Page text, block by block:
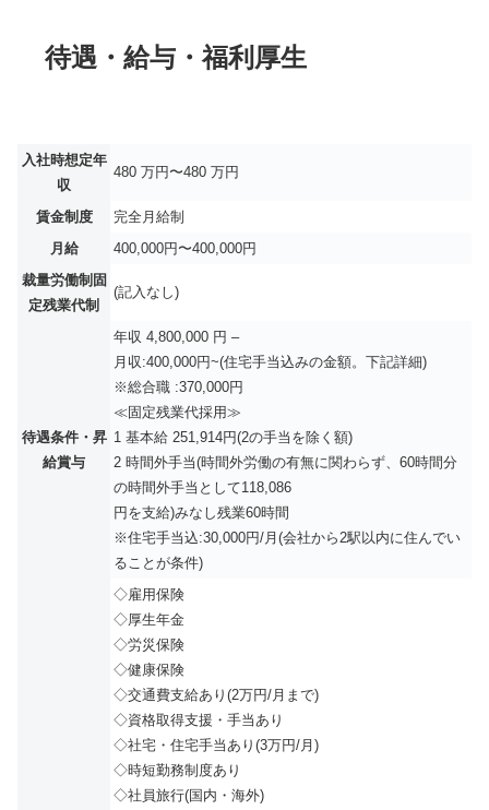
待遇・給与・福利厚生
入社時想定年
収
480 万円〜480 万円
賃金制度
完全月給制
月給
400,000円〜400,000円
裁量労働制固
定残業代制
(記入なし)
待遇条件・昇
給賞与
年収 4,800,000 円 –
月収:400,000円~(住宅手当込みの金額。下記詳細)
※総合職 :370,000円
≪固定残業代採用≫
1 基本給 251,914円(2の手当を除く額)
2 時間外手当(時間外労働の有無に関わらず、60時間分
の時間外手当として118,086
円を支給)みなし残業60時間
※住宅手当込:30,000円/月(会社から2駅以内に住んでい
ることが条件)
◇雇用保険
◇厚生年金
◇労災保険
◇健康保険
◇交通費支給あり(2万円/月まで)
◇資格取得支援・手当あり
◇社宅・住宅手当あり(3万円/月)
◇時短勤務制度あり
◇社員旅行(国内・海外)